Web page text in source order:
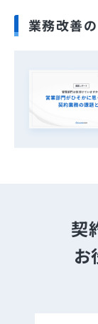
業務改善
契
お